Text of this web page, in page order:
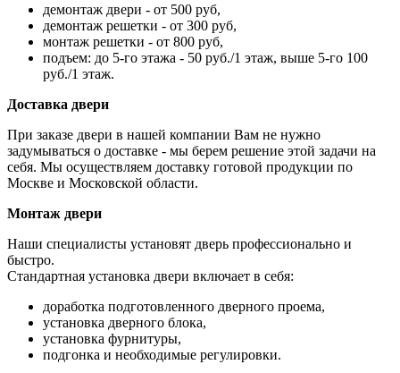
демонтаж двери - от 500 руб,
демонтаж решетки - от 300 руб,
монтаж решетки - от 800 руб,
подъем: до 5-го этажа - 50 руб./1 этаж, выше 5-го 100
руб./1 этаж.
Доставка двери
При заказе двери в нашей компании Вам не нужно
задумываться о доставке - мы берем решение этой задачи на
себя. Мы осуществляем доставку готовой продукции по
Москве и Московской области.
Монтаж двери
Наши специалисты установят дверь профессионально и
быстро.
Стандартная установка двери включает в себя:
доработка подготовленного дверного проема,
установка дверного блока,
установка фурнитуры,
подгонка и необходимые регулировки.